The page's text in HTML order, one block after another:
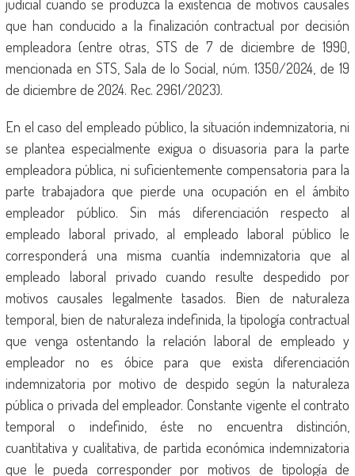
judicial cuando se produzca la existencia de motivos causales
que han conducido a la finalización contractual por decisión
empleadora (entre otras, STS de 7 de diciembre de 1990,
mencionada en STS, Sala de lo Social, núm. 1350/2024, de 19
de diciembre de 2024. Rec. 2961/2023).
En el caso del empleado público, la situación indemnizatoria, ni
se plantea especialmente exigua o disuasoria para la parte
empleadora pública, ni suficientemente compensatoria para la
parte trabajadora que pierde una ocupación en el ámbito
empleador público. Sin más diferenciación respecto al
empleado laboral privado, al empleado laboral público le
corresponderá una misma cuantía indemnizatoria que al
empleado laboral privado cuando resulte despedido por
motivos causales legalmente tasados. Bien de naturaleza
temporal, bien de naturaleza indefinida, la tipología contractual
que venga ostentando la relación laboral de empleado y
empleador no es óbice para que exista diferenciación
indemnizatoria por motivo de despido según la naturaleza
pública o privada del empleador. Constante vigente el contrato
temporal o indefinido, éste no encuentra distinción,
cuantitativa y cualitativa, de partida económica indemnizatoria
que le pueda corresponder por motivos de tipología de